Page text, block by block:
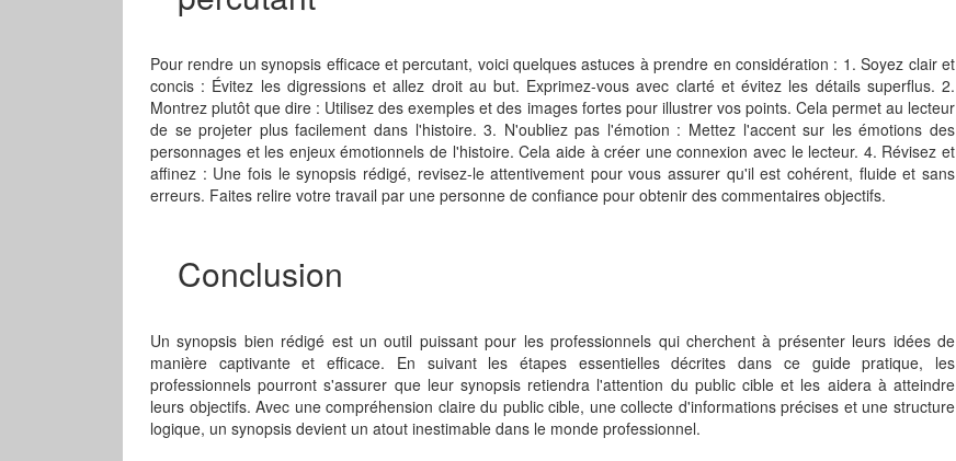
Pour rendre un synopsis efficace et percutant, voici quelques astuces à prendre en considération : 1. Soyez clair et
concis : Évitez les digressions et allez droit au but. Exprimez-vous avec clarté et évitez les détails superflus. 2.
Montrez plutôt que dire : Utilisez des exemples et des images fortes pour illustrer vos points. Cela permet au lecteur
de se projeter plus facilement dans l'histoire. 3. N'oubliez pas l'émotion : Mettez l'accent sur les émotions des
personnages et les enjeux émotionnels de l'histoire. Cela aide à créer une connexion avec le lecteur. 4. Révisez et
affinez : Une fois le synopsis rédigé, revisez-le attentivement pour vous assurer qu'il est cohérent, fluide et sans
erreurs. Faites relire votre travail par une personne de confiance pour obtenir des commentaires objectifs.
Conclusion
Un synopsis bien rédigé est un outil puissant pour les professionnels qui cherchent à présenter leurs idées de
manière captivante et efficace. En suivant les étapes essentielles décrites dans ce guide pratique, les
professionnels pourront s'assurer que leur synopsis retiendra l'attention du public cible et les aidera à atteindre
leurs objectifs. Avec une compréhension claire du public cible, une collecte d'informations précises et une structure
logique, un synopsis devient un atout inestimable dans le monde professionnel.